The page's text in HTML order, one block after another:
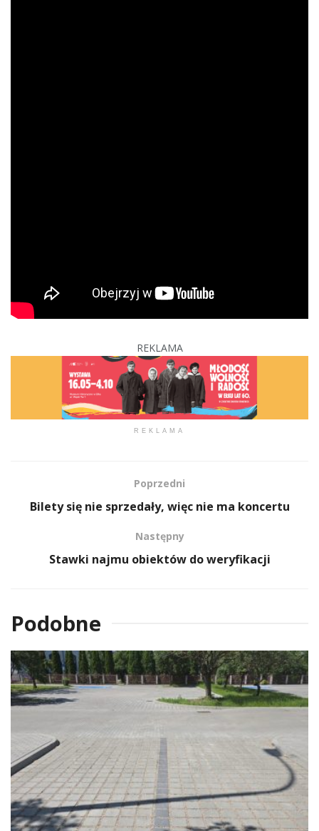
REKLAMA
REKLAMA
Poprzedni
Bilety się nie sprzedały, więc nie ma koncertu
Następny
Stawki najmu obiektów do weryfikacji
Podobne